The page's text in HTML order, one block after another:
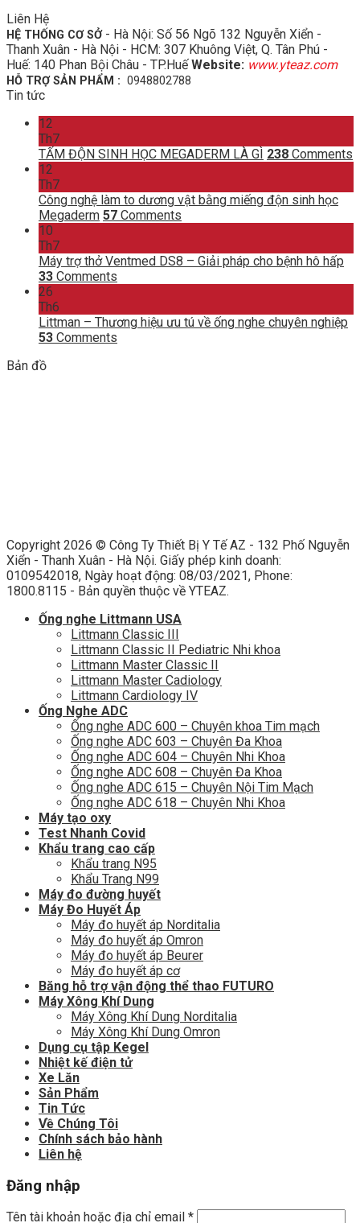
Liên Hệ
HỆ THỐNG CƠ SỞ - Hà Nội: Số 56 Ngõ 132 Nguyễn Xiển -
Thanh Xuân - Hà Nội - HCM: 307 Khuông Việt, Q. Tân Phú -
Huế: 140 Phan Bội Châu - TP.HuếWebsite: www.yteaz.com
HỖ TRỢ SẢN PHẨM : 0948802788
Tin tức
12
Th7
TẤM ĐỘN SINH HỌC MEGADERM LÀ GÌ 238 Comments
12
Th7
Công nghệ làm to dương vật bằng miếng độn sinh học
Megaderm 57 Comments
10
Th7
Máy trợ thở Ventmed DS8 – Giải pháp cho bệnh hô hấp
33 Comments
26
Th6
Littman – Thương hiệu ưu tú về ống nghe chuyên nghiệp
53 Comments
Bản đồ
Copyright 2026 © Công Ty Thiết Bị Y Tế AZ - 132 Phố Nguyễn
Xiển - Thanh Xuân - Hà Nội. Giấy phép kinh doanh:
0109542018, Ngày hoạt động: 08/03/2021, Phone:
1800.8115 - Bản quyền thuộc về YTEAZ.
Ống nghe Littmann USA
Littmann Classic III
Littmann Classic II Pediatric Nhi khoa
Littmann Master Classic II
Littmann Master Cadiology
Littmann Cardiology IV
Ống Nghe ADC
Ống nghe ADC 600 – Chuyên khoa Tim mạch
Ống nghe ADC 603 – Chuyên Đa Khoa
Ống nghe ADC 604 – Chuyên Nhi Khoa
Ống nghe ADC 608 – Chuyên Đa Khoa
Ống nghe ADC 615 – Chuyên Nội Tim Mạch
Ống nghe ADC 618 – Chuyên Nhi Khoa
Máy tạo oxy
Test Nhanh Covid
Khẩu trang cao cấp
Khẩu trang N95
Khẩu Trang N99
Máy đo đường huyết
Máy Đo Huyết Áp
Máy đo huyết áp Norditalia
Máy đo huyết áp Omron
Máy đo huyết áp Beurer
Máy đo huyết áp cơ
Băng hỗ trợ vận động thể thao FUTURO
Máy Xông Khí Dung
Máy Xông Khí Dung Norditalia
Máy Xông Khí Dung Omron
Dụng cụ tập Kegel
Nhiệt kế điện tử
Xe Lăn
Sản Phẩm
Tin Tức
Về Chúng Tôi
Chính sách bảo hành
Liên hệ
Đăng nhập
Tên tài khoản hoặc địa chỉ email *